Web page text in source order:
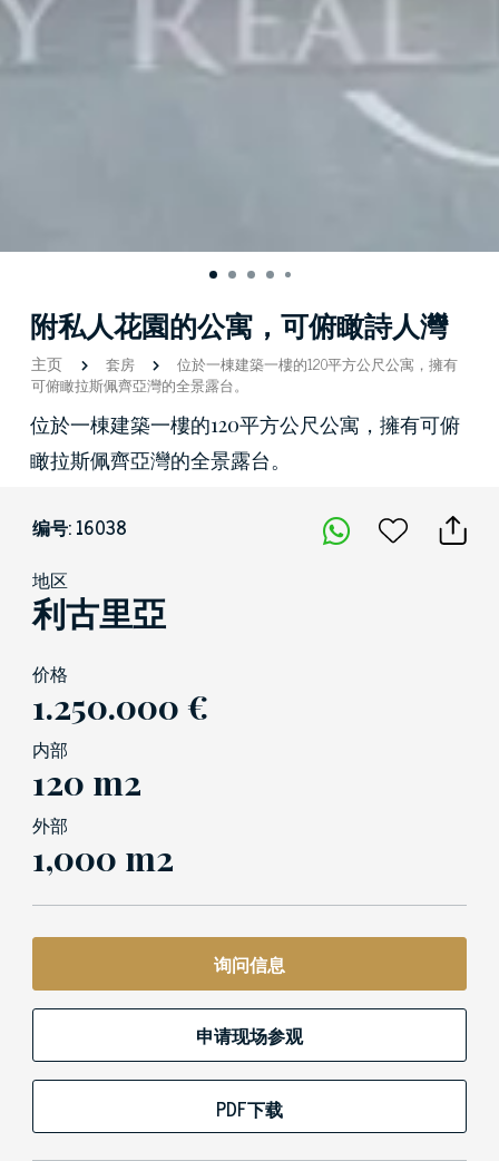
附私人花園的公寓，可俯瞰詩人灣
主页 套房
位於一棟建築一樓的120平方公尺公寓，擁有
可俯瞰拉斯佩齊亞灣的全景露台。
位於一棟建築一樓的120平方公尺公寓，擁有可俯
瞰拉斯佩齊亞灣的全景露台。
编号: 16038
地区
利古里亞
价格
1.250.000 €
内部
120 m2
外部
1,000 m2
询问信息
申请现场参观
PDF下载